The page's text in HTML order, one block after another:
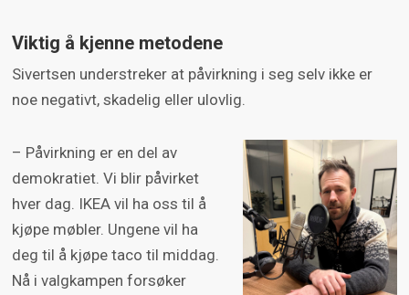
Viktig å kjenne metodene
Sivertsen understreker at påvirkning i seg selv ikke er
noe negativt, skadelig eller ulovlig.
– Påvirkning er en del av
demokratiet. Vi blir påvirket
hver dag. IKEA vil ha oss til å
kjøpe møbler. Ungene vil ha
deg til å kjøpe taco til middag.
Nå i valgkampen forsøker